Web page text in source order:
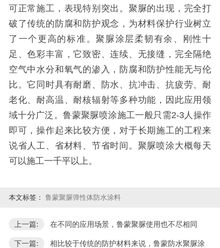
可正常施工，表现特别突出。聚脲的出现，完全打
破了传统的防腐和防护观念，为材料保护行业树立
了一个更高的标准。聚脲涂层柔韧有余、刚性十
足、色彩丰富，它致密、连续、无接缝，完全隔绝
空气中水分和氧气的渗入，防腐和防护性能无与伦
比。它同时具有耐磨、防水、抗冲击、抗疲劳、耐
老化、耐高温、耐核辐射等多种功能，因此应用领
域十分广泛。鲁蒙聚脲喷涂施工一般只需2-3人操作
即可，操作起来比较方便，对于长期施工的工程来
说省人工、省材料、节省时间。聚脲喷涂大概每天
可以施工一千平以上。
本文标签： 鲁蒙聚脲弹性体防水涂料
上一篇: 在不同的应用场景，鲁蒙聚脲使用也不尽相同
下一篇:
相比较于传统的防护材料来说，鲁蒙防水聚脲涂